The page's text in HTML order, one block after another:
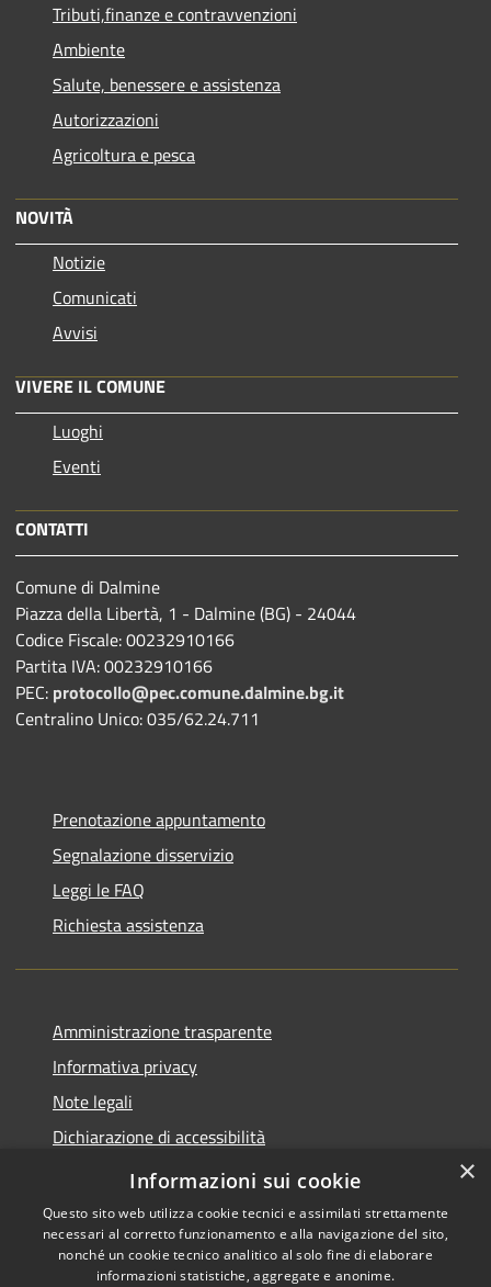
Tributi,finanze e contravvenzioni
Ambiente
Salute, benessere e assistenza
Autorizzazioni
Agricoltura e pesca
NOVITÀ
Notizie
Comunicati
Avvisi
VIVERE IL COMUNE
Luoghi
Eventi
CONTATTI
Comune di Dalmine
Piazza della Libertà, 1 - Dalmine (BG) - 24044
Codice Fiscale: 00232910166
Partita IVA: 00232910166
PEC: protocollo@pec.comune.dalmine.bg.it
Centralino Unico: 035/62.24.711
Prenotazione appuntamento
Segnalazione disservizio
Leggi le FAQ
Richiesta assistenza
Amministrazione trasparente
Informativa privacy
Note legali
Dichiarazione di accessibilità
Piano di miglioramento del sito
Copyright © 2026 • Comune di
×
Informazioni sui cookie
Questo sito web utilizza cookie tecnici e assimilati strettamente
necessari al corretto funzionamento e alla navigazione del sito,
nonché un cookie tecnico analitico al solo fine di elaborare
informazioni statistiche, aggregate e anonime.